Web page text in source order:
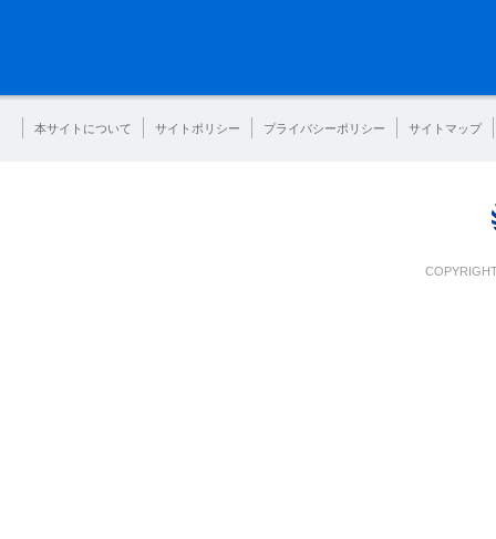
本サイトについて サイトポリシー プライバシーポリシー サイトマップ